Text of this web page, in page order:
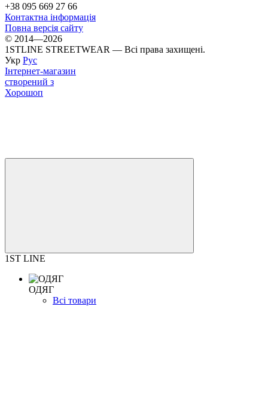
+38 095 669 27 66
Контактна інформація
Повна версія сайту
© 2014—2026
1STLINE STREETWEAR — Всі права захищені.
Укр Рус
Інтернет-магазин
створений з
Хорошоп
1ST LINE
ОДЯГ
Всі товари